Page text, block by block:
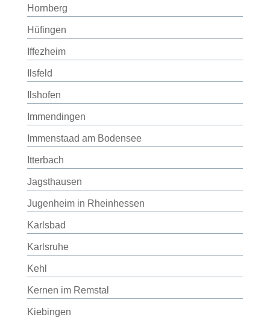
Hornberg
Hüfingen
Iffezheim
Ilsfeld
Ilshofen
Immendingen
Immenstaad am Bodensee
Itterbach
Jagsthausen
Jugenheim in Rheinhessen
Karlsbad
Karlsruhe
Kehl
Kernen im Remstal
Kiebingen